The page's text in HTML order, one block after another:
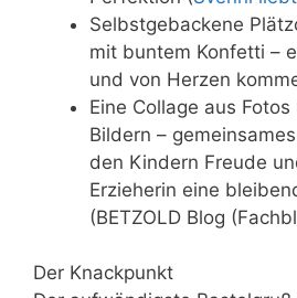
Selbstgebackene
mit buntem Konfetti –
und von Herzen
Eine Collage aus
Bildern –
den Kindern Freude
Erzieherin eine
(BETZOLD Blog
Der Knackpunkt